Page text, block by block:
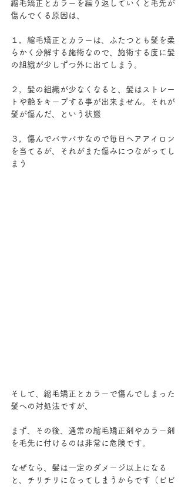
縮毛矯正とカラーを繰り返していくと毛先が
傷んでくる原因は、
１，縮毛矯正とカラーは、ふたつとも髪を柔
らかく分解する施術なので、施術する度に髪
の組織が少しずつ外に出てしまう。
２，髪の組織が少なくなると、髪はストレー
トや艶をキープする事が出来ません。それが
髪が傷んだ、という状態
３，傷んでバサバサなので毎日ヘアアイロン
を当てるが、それがまた傷みにつながってし
まう
そして、縮毛矯正とカラーで傷んでしまった
髪への対処法ですが、
まず、その後、通常の縮毛矯正剤やカラー剤
を毛先に付けるのは非常に危険です。
なぜなら、髪は一定のダメージ以上になる
と、チリチリになってしまうからです（ビビ